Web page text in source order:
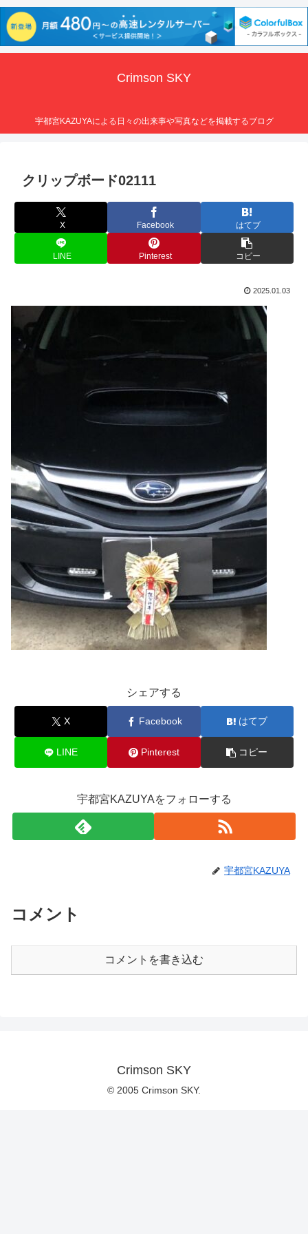
Crimson SKY
宇都宮KAZUYAによる日々の出来事や写真などを掲載するブログ
クリップボード02111
X Facebook はてブ
LINE Pinterest コピー
2025.01.03
シェアする
X Facebook はてブ
LINE Pinterest コピー
宇都宮KAZUYAをフォローする
宇都宮KAZUYA
コメント
コメントを書き込む
Crimson SKY
© 2005 Crimson SKY.